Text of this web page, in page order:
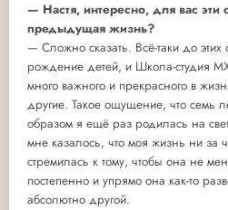
— Настя, интересно, для вас эти
предыдущая жизнь?
— Сложно сказать. Всё-таки до
рождение детей, и Школа-студия
много важного и прекрасного в
другие. Такое ощущение, что семь
образом я ещё раз родилась на
мне казалось, что моя жизнь ни за
стремилась к тому, чтобы она не
постепенно и упрямо она как-то
абсолютно другой.